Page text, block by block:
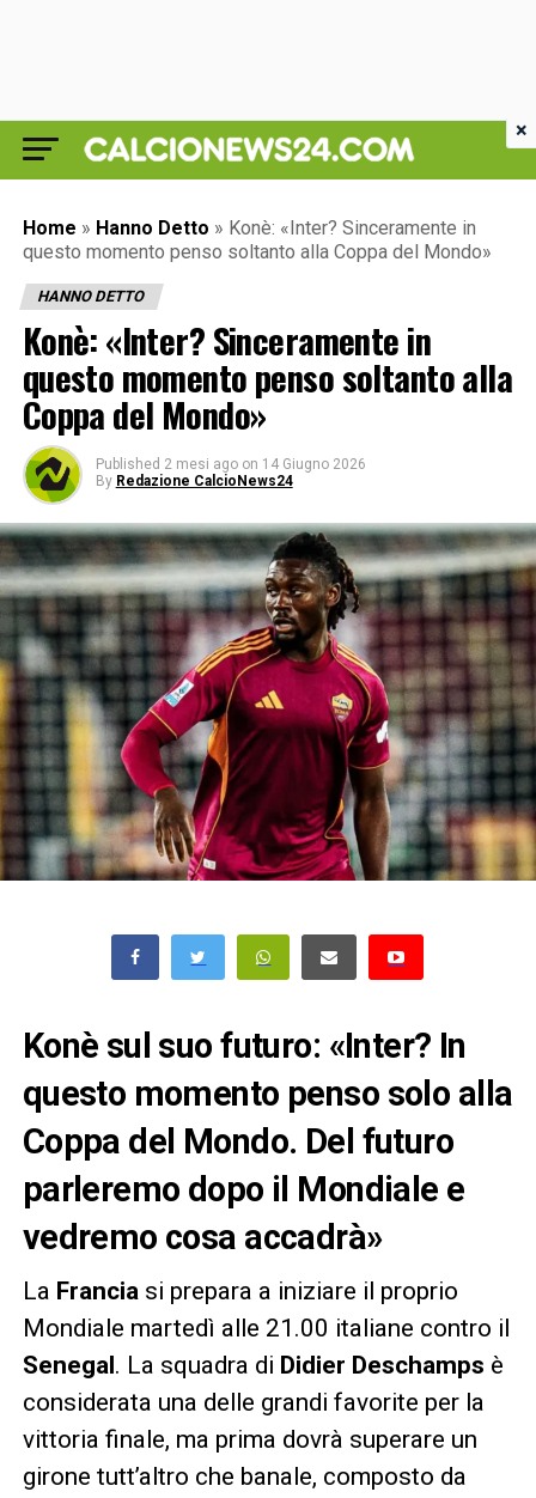
Home » Hanno Detto » Konè: «Inter? Sinceramente in
questo momento penso soltanto alla Coppa del Mondo»
HANNO DETTO
Konè: «Inter? Sinceramente in
questo momento penso soltanto alla
Coppa del Mondo»
Published 2 mesi ago on 14 Giugno 2026
By Redazione CalcioNews24
Konè sul suo futuro: «Inter? In
questo momento penso solo alla
Coppa del Mondo. Del futuro
parleremo dopo il Mondiale e
vedremo cosa accadrà»
La Franciasi prepara a iniziare il proprio
Mondiale martedì alle 21.00 italiane contro il
Senegal . La squadra di Didier Deschamps è
considerata una delle grandi favorite per la
vittoria finale, ma prima dovrà superare un
girone tutt’altro che banale, composto da
×